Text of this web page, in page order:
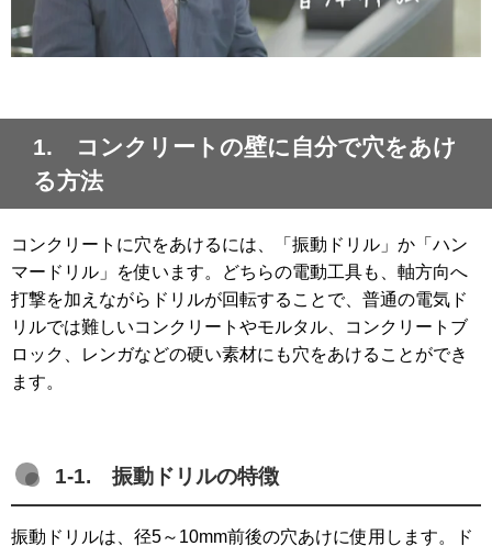
1. コンクリートの壁に自分で穴をあけ
る方法
コンクリートに穴をあけるには、「振動ドリル」か「ハン
マードリル」を使います。どちらの電動工具も、軸方向へ
打撃を加えながらドリルが回転することで、普通の電気ド
リルでは難しいコンクリートやモルタル、コンクリートブ
ロック、レンガなどの硬い素材にも穴をあけることができ
ます。
1-1. 振動ドリルの特徴
振動ドリルは、径5～10mm前後の穴あけに使用します。ド